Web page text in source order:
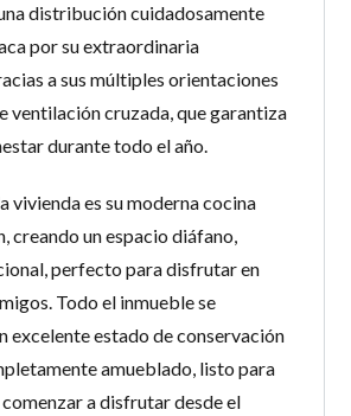
distribución cuidadosamente
por su extraordinaria
a sus múltiples orientaciones
ventilación cruzada, que garantiza
durante todo el año.
vivienda es su moderna cocina
creando un espacio diáfano,
perfecto para disfrutar en
Todo el inmueble se
excelente estado de conservación
amueblado, listo para
a disfrutar desde el